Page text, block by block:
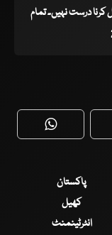
درست نہیں۔ تمام
WhatsApp
پاکستان
کھیل
انٹرٹینمنٹ